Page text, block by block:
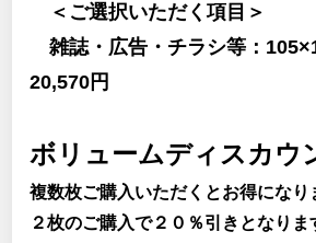
＜ご選択いただく項目＞
雑誌・広告・チラシ等：
20,570円
ボリュームディスカウ
複数枚ご購入いただくとお得になり
２枚のご購入で２０％引きとなりま